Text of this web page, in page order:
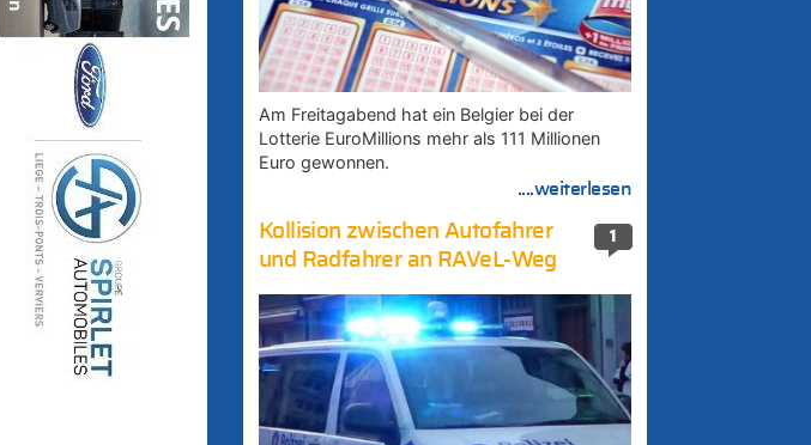
Am Freitagabend hat ein Belgier bei der
Lotterie EuroMillions mehr als 111 Millionen
Euro gewonnen.
....weiterlesen
1
Kollision zwischen Autofahrer
und Radfahrer an RAVeL-Weg